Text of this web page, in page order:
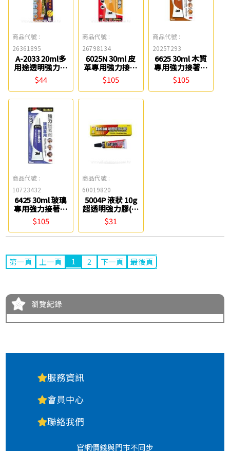
商品代號 :
26361895
A-2033 20ml多
用途透明強力膠
接著劑 巨倫
$44
商品代號 :
26798134
6025N 30ml 皮
革專用強力接著
劑 3M
$105
商品代號 :
20257293
6625 30ml 木質
專用強力接著劑
3M
$105
商品代號 :
10723432
6425 30ml 玻璃
專用強力接著劑
3M
$105
商品代號 :
60019820
5004P 液狀 10g
超透明強力膠(盒
裝) 3M
$31
第一頁 上一頁 1 2 下一頁 最後頁
瀏覽紀錄
服務資訊
會員中心
聯絡我們
官網價錢與門市不同步